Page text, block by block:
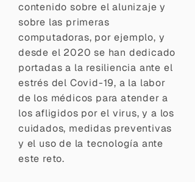
contenido sobre el alunizaje y
sobre las primeras
computadoras, por ejemplo, y
desde el 2020 se han dedicado
portadas a la resiliencia ante el
estrés del Covid-19, a la labor
de los médicos para atender a
los afligidos por el virus, y a los
cuidados, medidas preventivas
y el uso de la tecnología ante
este reto.